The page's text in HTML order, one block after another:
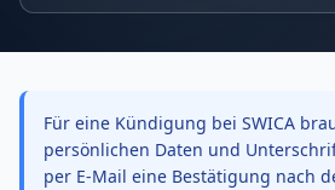
Für eine Kündigung bei SWICA
persönlichen Daten und
per E-Mail eine Bestätigung nach